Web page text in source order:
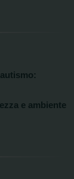
e ambiente